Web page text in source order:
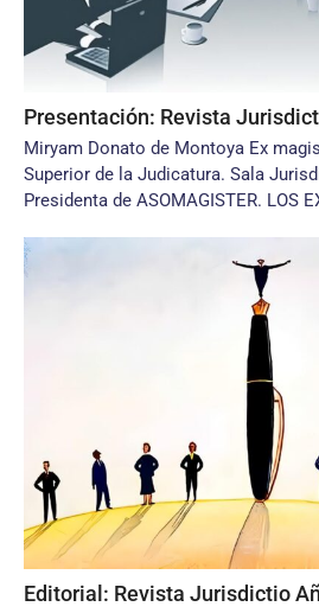
Presentación: Revista
Miryam Donato de Montoya Ex
Superior de la Judicatura. Sala
Presidenta de ASOMAGISTER. LOS
Editorial: Revista Jurisdictio